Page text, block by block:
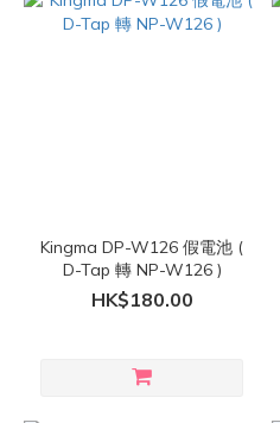
Kingma DP-W126 假電池 (
D-Tap 轉 NP-W126 )
HK$180.00